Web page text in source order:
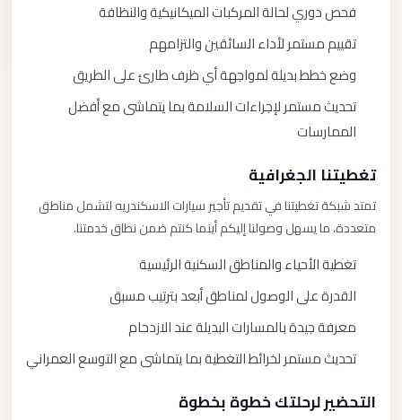
فحص دوري لحالة المركبات الميكانيكية والنظافة
تقييم مستمر لأداء السائقين والتزامهم
وضع خطط بديلة لمواجهة أي ظرف طارئ على الطريق
تحديث مستمر لإجراءات السلامة بما يتماشى مع أفضل
الممارسات
تغطيتنا الجغرافية
تمتد شبكة تغطيتنا في تقديم تأجير سيارات الاسكندريه لتشمل مناطق
متعددة، ما يسهل وصولنا إليكم أينما كنتم ضمن نطاق خدمتنا.
تغطية الأحياء والمناطق السكنية الرئيسية
القدرة على الوصول لمناطق أبعد بترتيب مسبق
معرفة جيدة بالمسارات البديلة عند الازدحام
تحديث مستمر لخرائط التغطية بما يتماشى مع التوسع العمراني
التحضير لرحلتك خطوة بخطوة